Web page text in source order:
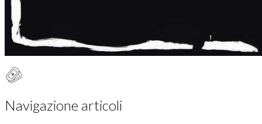
Navigazione articoli